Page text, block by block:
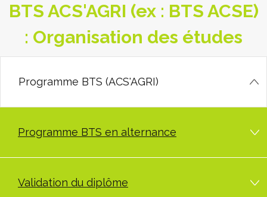
BTS ACS'AGRI (ex : BTS ACSE)
: Organisation des études
Programme BTS (ACS'AGRI)
Programme BTS en alternance
Validation du diplôme